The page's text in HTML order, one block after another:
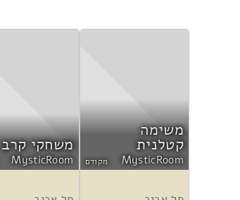
משימה
קטלנית
MysticRoom מקודם
משחקי קרב
MysticRoom